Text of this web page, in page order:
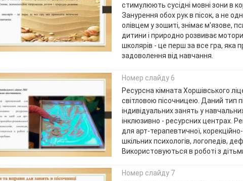
стимулюють сусідні мовні зони в
Занурення обох рук в пісок, а не
олівцем у зошиті, знімає м'язове,
дитини і природно розвиває
школярів - це перш за все гра, яка
задоволення від навчання.
Номер слайду 6
Ресурсна кімната Хоршівського
світловою пісочницею. Даний тип
індивідуальних занять у
інклюзивно - ресурсних центрах.
для арт-терапевтичної,
шкільних психологів, логопедів,
Використовуються в роботі з
Номер слайду 7